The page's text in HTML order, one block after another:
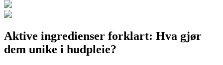
Aktive ingredienser forklart: Hva gjør
dem unike i hudpleie?